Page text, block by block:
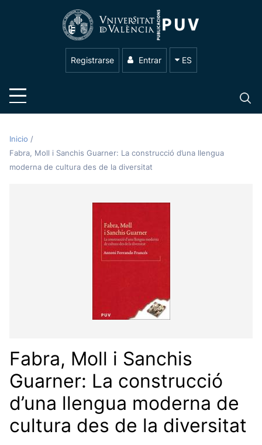
Registrarse Entrar ES
Inicio /
Fabra, Moll i Sanchis Guarner: La construcció d’una llengua
moderna de cultura des de la diversitat
Fabra, Moll i Sanchis
Guarner: La construcció
d’una llengua moderna de
cultura des de la diversitat